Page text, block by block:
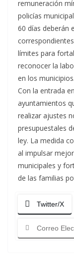
remuneración
policías
60 días deberán
límites para
reconocer la
en los municipios.
Con la entrada
ayuntamientos
realizar ajustes
presupuestales
ley. La medida
al impulsar
municipales y
de las familias
Twitter/X
Correo